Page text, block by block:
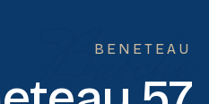
Barche
BENETEAU